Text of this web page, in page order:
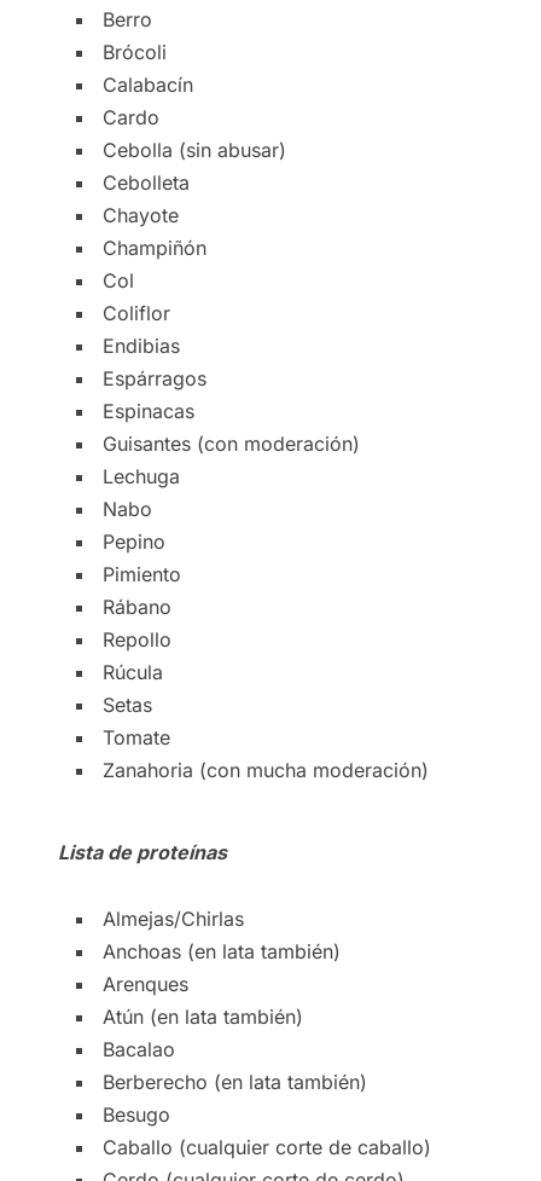
Berro
Brócoli
Calabacín
Cardo
Cebolla (sin abusar)
Cebolleta
Chayote
Champiñón
Col
Coliflor
Endibias
Espárragos
Espinacas
Guisantes (con moderación)
Lechuga
Nabo
Pepino
Pimiento
Rábano
Repollo
Rúcula
Setas
Tomate
Zanahoria (con mucha moderación)
Lista de proteínas
Almejas/Chirlas
Anchoas (en lata también)
Arenques
Atún (en lata también)
Bacalao
Berberecho (en lata también)
Besugo
Caballo (cualquier corte de caballo)